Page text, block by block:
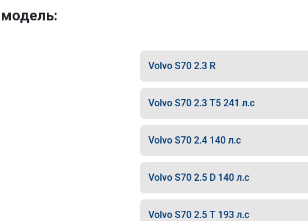
Volvo S70 2.3 R
Volvo S70 2.3 T5 241 л.с
Volvo S70 2.4 140 л.с
Volvo S70 2.5 D 140 л.с
Volvo S70 2.5 T 193 л.с